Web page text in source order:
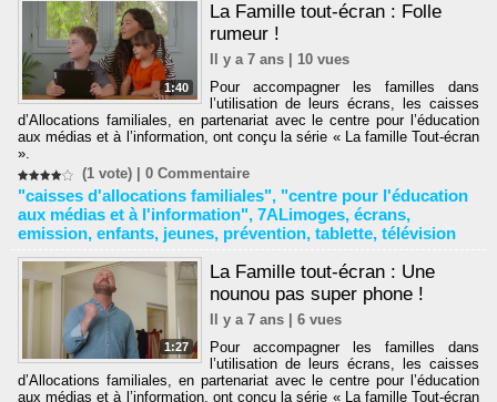
1:40
La Famille tout-écran : Folle
rumeur !
Il y a 7 ans | 10 vues
Pour accompagner les familles dans
l’utilisation de leurs écrans, les caisses
d’Allocations familiales, en partenariat avec le centre pour l’éducation
aux médias et à l’information, ont conçu la série « La famille Tout-écran
».
(1 vote) | 0 Commentaire
"caisses d'allocations familiales", "centre pour l'éducation
aux médias et à l'information", 7ALimoges, écrans,
emission, enfants, jeunes, prévention, tablette, télévision
1:27
La Famille tout-écran : Une
nounou pas super phone !
Il y a 7 ans | 6 vues
Pour accompagner les familles dans
l’utilisation de leurs écrans, les caisses
d’Allocations familiales, en partenariat avec le centre pour l’éducation
aux médias et à l’information, ont conçu la série « La famille Tout-écran